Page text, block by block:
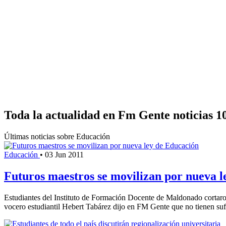
Toda la actualidad en Fm Gente noticias
Últimas noticias sobre Educación
Educación • 03 Jun 2011
Futuros maestros se movilizan por nueva
Estudiantes del Instituto de Formación Docente de Maldonado
vocero estudiantil Hebert Tabárez dijo en FM Gente que no tienen